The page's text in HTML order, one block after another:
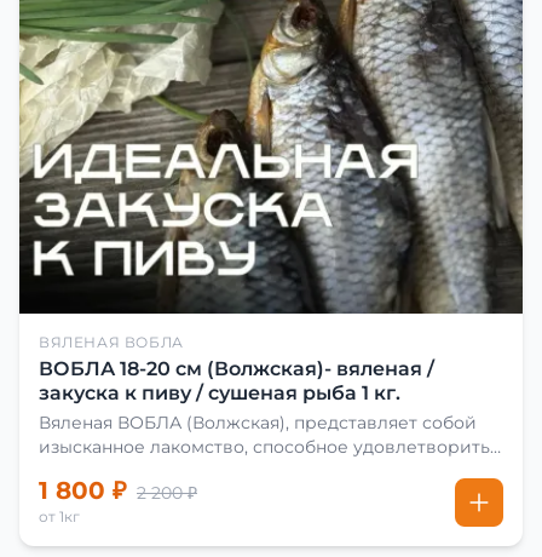
ВЯЛЕНАЯ ВОБЛА
ВОБЛА 18-20 см (Волжская)- вяленая /
закуска к пиву / сушеная рыба 1 кг.
Вяленая ВОБЛА (Волжская), представляет собой
изысканное лакомство, способное удовлетворить
сделать вяленую воблу, её сначала хорошо солят.
Для этого используют старые рецепты и
современные способы. Благодаря этому рыба
1 800 ₽ 2 200 ₽
от 1кг